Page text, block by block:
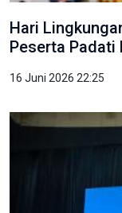
Hari
Peserta Padati
16 Juni 2026 22:25